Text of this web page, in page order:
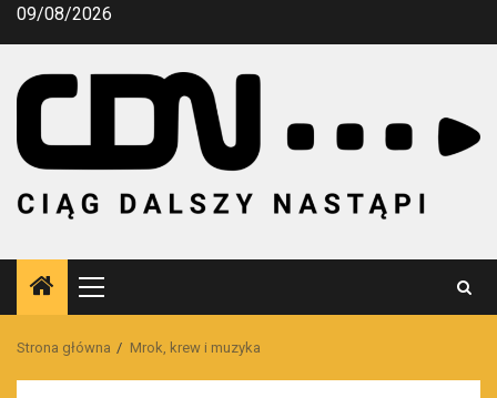
Przejdź
09/08/2026
Menu
główne
Strona główna Mrok, krew i muzyka